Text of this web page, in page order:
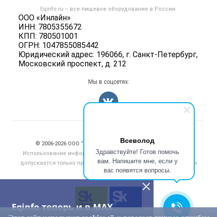
Всеволод
Здравствуйте! Готов помочь
вам. Напишите мне, если у
вас появятся вопросы.
Eqinfo теперь и в MAX
Eqinfo.ru – все пищевое оборудование в России.
ООО «Инлайн»
ИНН: 7805355672
КПП: 780501001
ОГРН: 1047855085442
Юридический адрес: 196066, г. Санкт-Петербург,
Московский проспект, д. 212
Политика обработки персональных данных
Блог
Б/у оборудование
Информация о компаниях
Добавить объявление
Карта объявлений
Мы в соцсетях:
© 2006‑2026 ООО “Инлайн”. 12+ Все права защищены.
Использование информации, размещенной на данном сайте,
допускается только при размещении активной гиперссылки на
eqinfo.ru